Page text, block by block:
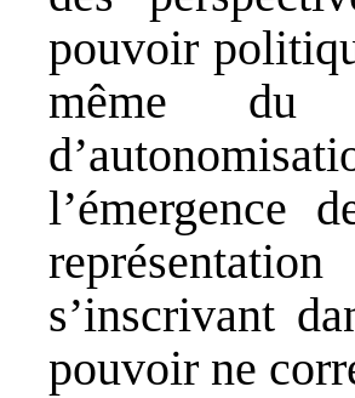
pouvoir
même du
l’émergence
s’inscrivant
pouvoir ne